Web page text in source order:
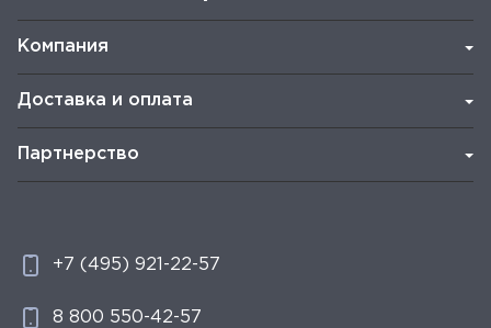
Компания
Доставка и оплата
Партнерство
+7 (495) 921-22-57
8 800 550-42-57